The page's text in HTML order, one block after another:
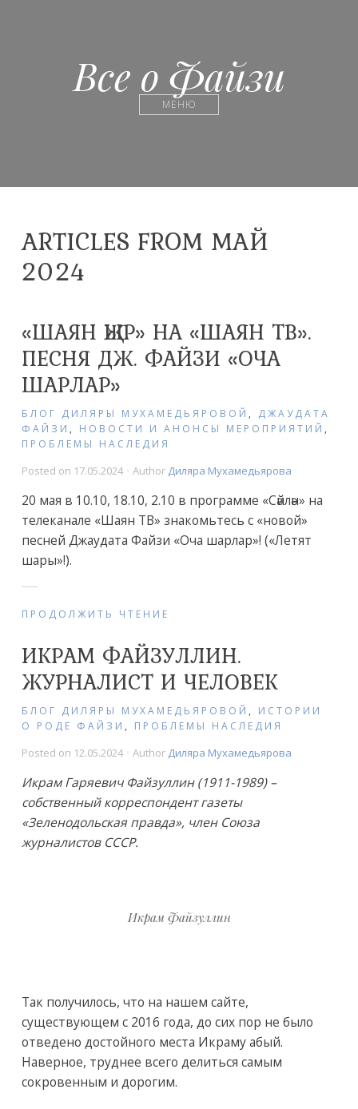
Все о Файзи
МЕНЮ
ARTICLES FROM МАЙ
2024
«ШАЯН ҖЫР» НА «ШАЯН ТВ».
ПЕСНЯ ДЖ. ФАЙЗИ «ОЧА
ШАРЛАР»
БЛОГ ДИЛЯРЫ МУХАМЕДЬЯРОВОЙ , ДЖАУДАТА
ФАЙЗИ , НОВОСТИ И АНОНСЫ МЕРОПРИЯТИЙ ,
ПРОБЛЕМЫ НАСЛЕДИЯ
Posted on 17.05.2024 Author Диляра Мухамедьярова
20 мая в 10.10, 18.10, 2.10 в программе «Сәйлән» на
телеканале «Шаян ТВ» знакомьтесь с «новой»
песней Джаудата Файзи «Оча шарлар»! («Летят
шары»!).
ПРОДОЛЖИТЬ ЧТЕНИЕ
ИКРАМ ФАЙЗУЛЛИН.
ЖУРНАЛИСТ И ЧЕЛОВЕК
БЛОГ ДИЛЯРЫ МУХАМЕДЬЯРОВОЙ , ИСТОРИИ
О РОДЕ ФАЙЗИ , ПРОБЛЕМЫ НАСЛЕДИЯ
Posted on 12.05.2024 Author Диляра Мухамедьярова
Икрам Гаряевич Файзуллин (1911-1989) –
собственный корреспондент газеты
«Зеленодольская правда», член Союза
журналистов СССР.
Икрам Файзуллин
Так получилось, что на нашем сайте,
существующем с 2016 года, до сих пор не было
отведено достойного места Икраму абый.
Наверное, труднее всего делиться самым
сокровенным и дорогим.